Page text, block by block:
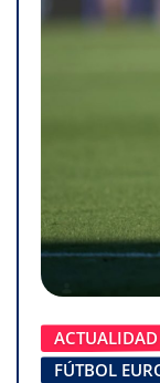
ACTUALIDAD
FÚTBOL